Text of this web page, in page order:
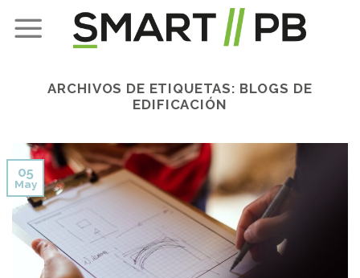
ARCHIVOS DE ETIQUETAS: BLOGS DE
EDIFICACIÓN
05
May